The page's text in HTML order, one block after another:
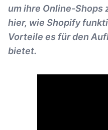
um ihre Online-Shops
hier, wie Shopify
Vorteile es für den
bietet.